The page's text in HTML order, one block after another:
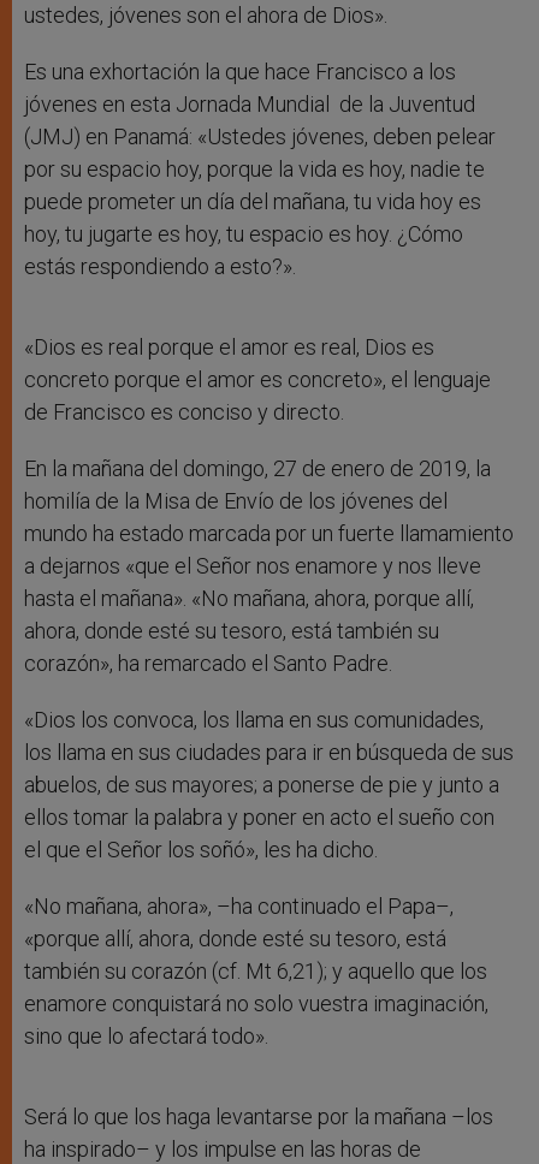
ustedes, jóvenes son el ahora de Dios».
Es una exhortación la que hace Francisco a los
jóvenes en esta Jornada Mundial de la Juventud
(JMJ) en Panamá: «Ustedes jóvenes, deben pelear
por su espacio hoy, porque la vida es hoy, nadie te
puede prometer un día del mañana, tu vida hoy es
hoy, tu jugarte es hoy, tu espacio es hoy. ¿Cómo
estás respondiendo a esto?».
«Dios es real porque el amor es real, Dios es
concreto porque el amor es concreto», el lenguaje
de Francisco es conciso y directo.
En la mañana del domingo, 27 de enero de 2019, la
homilía de la Misa de Envío de los jóvenes del
mundo ha estado marcada por un fuerte llamamiento
a dejarnos «que el Señor nos enamore y nos lleve
hasta el mañana». «No mañana, ahora, porque allí,
ahora, donde esté su tesoro, está también su
corazón», ha remarcado el Santo Padre.
«Dios los convoca, los llama en sus comunidades,
los llama en sus ciudades para ir en búsqueda de sus
abuelos, de sus mayores; a ponerse de pie y junto a
ellos tomar la palabra y poner en acto el sueño con
el que el Señor los soñó», les ha dicho.
«No mañana, ahora», –ha continuado el Papa–,
«porque allí, ahora, donde esté su tesoro, está
también su corazón (cf. Mt 6,21); y aquello que los
enamore conquistará no solo vuestra imaginación,
sino que lo afectará todo».
Será lo que los haga levantarse por la mañana –los
ha inspirado– y los impulse en las horas de